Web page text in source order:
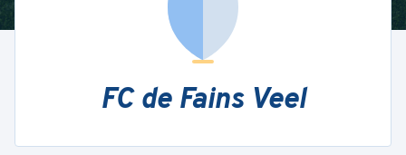
FC de Fains Veel